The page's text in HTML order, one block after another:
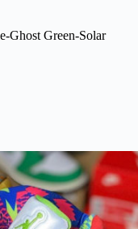
Ghost Green-Solar